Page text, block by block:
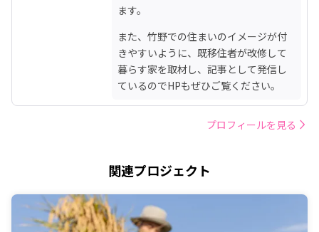
ます。
また、竹野での住まいのイメージが付
きやすいように、既移住者が改修して
暮らす家を取材し、記事として発信し
ているのでHPもぜひご覧ください。
プロフィールを見る
関連プロジェクト